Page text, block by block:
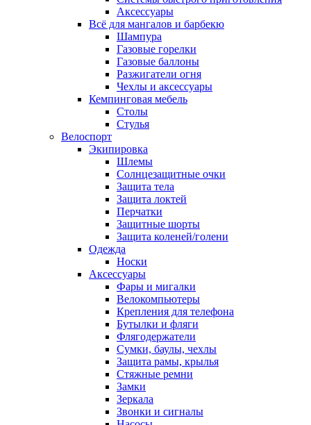
Аксессуары
Всё для мангалов и барбекю
Шампура
Газовые горелки
Газовые баллоны
Разжигатели огня
Чехлы и аксессуары
Кемпинговая мебель
Столы
Стулья
Велоспорт
Экипировка
Шлемы
Солнцезащитные очки
Защита тела
Защита локтей
Перчатки
Защитные шорты
Защита коленей/голени
Одежда
Носки
Аксессуары
Фары и мигалки
Велокомпьютеры
Крепления для телефона
Бутылки и фляги
Флягодержатели
Сумки, баулы, чехлы
Защита рамы, крылья
Стяжные ремни
Замки
Зеркала
Звонки и сигналы